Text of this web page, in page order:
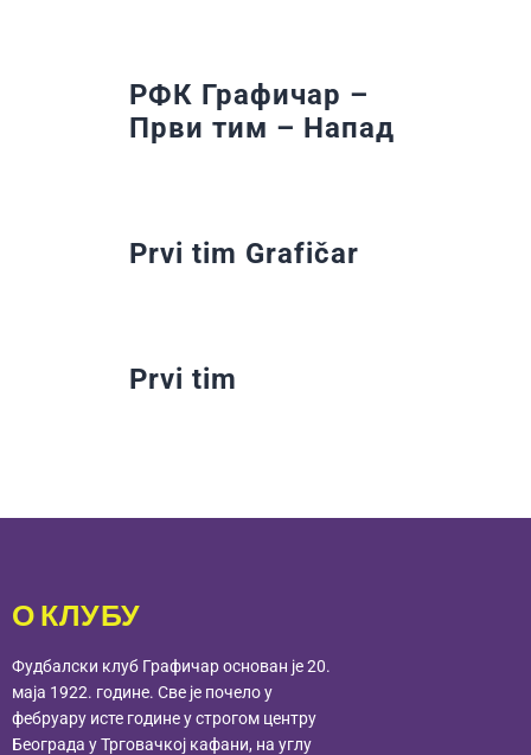
РФК Графичар –
Први тим – Напад
Prvi tim Grafičar
Prvi tim
О КЛУБУ
Фудбалски клуб Графичар основан је 20.
маја 1922. године. Све је почело у
фебруару исте године у строгом центру
Београда у Трговачкој кафани, на углу